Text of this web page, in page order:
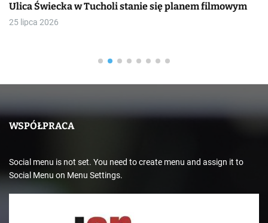
Ulica Świecka w Tucholi stanie się planem filmowym
25 lipca 2026
WSPÓŁPRACA
Social menu is not set. You need to create menu and assign it to
Social Menu on Menu Settings.